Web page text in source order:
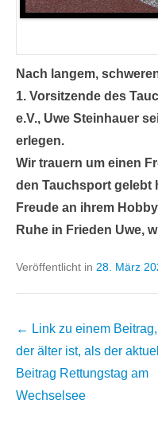
Nach langem,
1. Vorsitzende des
e.V., Uwe Steinhauer
erlegen.
Wir trauern um einen
den Tauchsport gelebt
Freude an ihrem
Ruhe in Frieden Uwe,
Veröffentlicht in 28. März
Beitrags
Übersicht
← Link zu einem Beitrag,
der älter ist, als der
Beitrag Rettungstag am
Wechselsee